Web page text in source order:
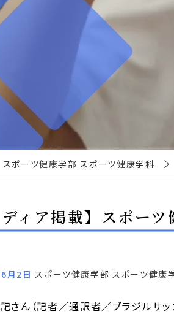
スポーツ健康学部 スポーツ健康学科
ディア掲載】スポー
月2日 スポーツ健康学部 スポーツ健康
さん（記者／通訳者／ブラジルサ